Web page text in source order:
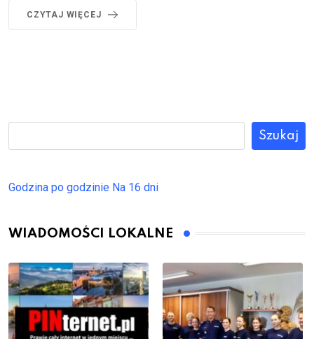
CZYTAJ WIĘCEJ
Szukaj
Godzina po godzinie Na 16 dni
WIADOMOŚCI LOKALNE